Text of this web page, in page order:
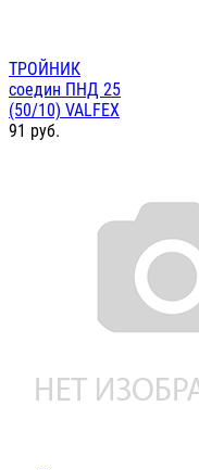
ТРОЙНИК
соедин ПНД 25
(50/10) VALFEX
91 руб.